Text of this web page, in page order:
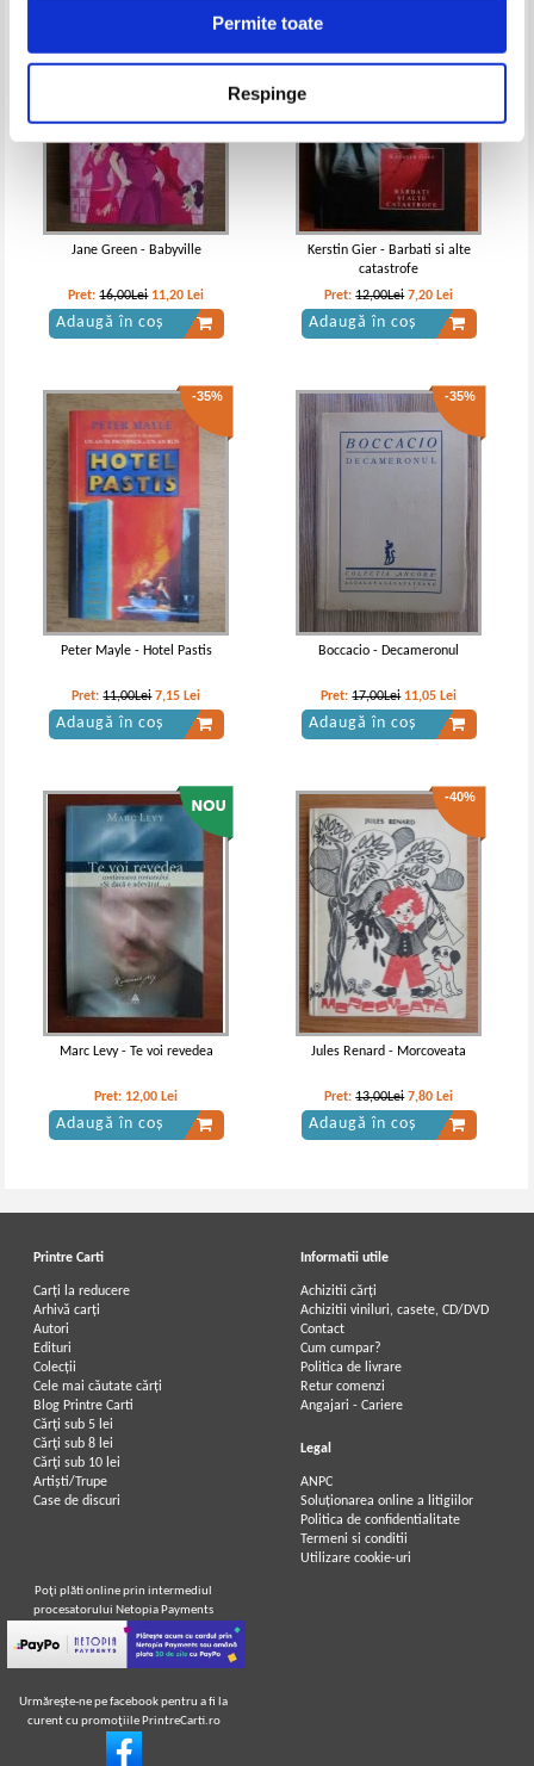
Permite toate
Respinge
Jane Green - Babyville
Pret:16,00Lei 11,20 Lei
Adaugă în coș
Kerstin Gier - Barbati si alte
catastrofe
Pret:12,00Lei 7,20 Lei
Adaugă în coș
-35%
Peter Mayle - Hotel Pastis
Pret:11,00Lei 7,15 Lei
Adaugă în coș
-35%
Boccacio - Decameronul
Pret:17,00Lei 11,05 Lei
Adaugă în coș
Marc Levy - Te voi revedea
Pret: 12,00 Lei
Adaugă în coș
-40%
Jules Renard - Morcoveata
Pret:13,00Lei 7,80 Lei
Adaugă în coș
Printre Carti
Carți la reducere
Arhivă carți
Autori
Edituri
Colecții
Cele mai căutate cărți
Blog Printre Carti
Cărţi sub 5 lei
Cărţi sub 8 lei
Cărţi sub 10 lei
Artiști/Trupe
Case de discuri
Informatii utile
Achizitii cărți
Achizitii viniluri, casete, CD/DVD
Contact
Cum cumpar?
Politica de livrare
Retur comenzi
Angajari - Cariere
Legal
ANPC
Soluționarea online a litigiilor
Politica de confidentialitate
Termeni si conditii
Utilizare cookie-uri
Poţi plăti online prin intermediul
procesatorului Netopia Payments
Urmăreşte-ne pe facebook pentru a fi la
curent cu promoţiile PrintreCarti.ro